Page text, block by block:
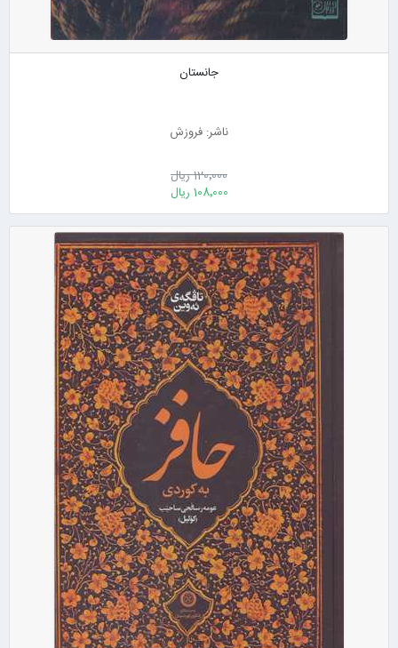
جانستان
ناشر: فروزش
120٬000 ریال
108٬000 ریال